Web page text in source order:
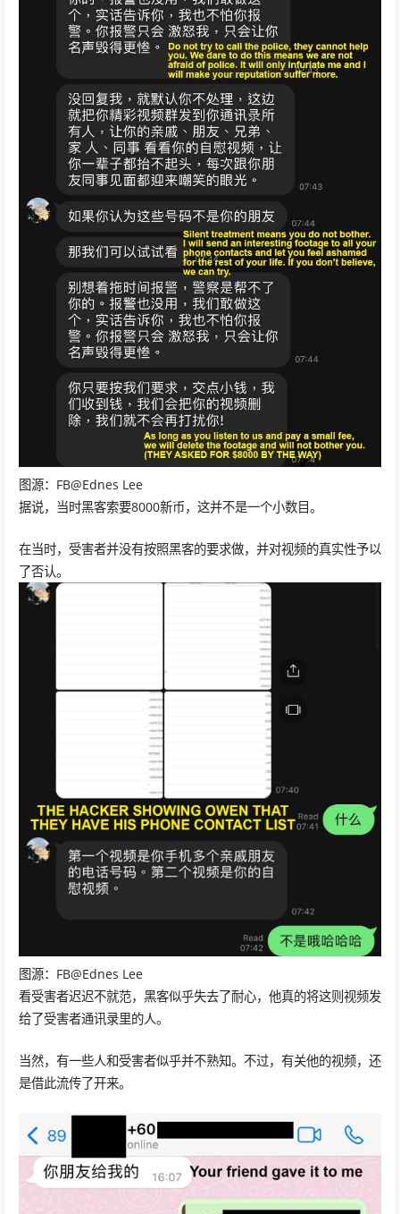
图源：FB@Ednes Lee
据说，当时黑客索要8000新币，这并不是一个小数目。
在当时，受害者并没有按照黑客的要求做，并对视频的真实性予以
了否认。
图源：FB@Ednes Lee
看受害者迟迟不就范，黑客似乎失去了耐心，他真的将这则视频发
给了受害者通讯录里的人。
当然，有一些人和受害者似乎并不熟知。不过，有关他的视频，还
是借此流传了开来。